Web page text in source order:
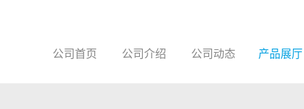
公司首页 公司介绍 公司动态 产品展厅